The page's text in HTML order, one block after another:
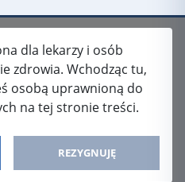
dla lekarzy i osób
zdrowia. Wchodząc tu,
osobą uprawnioną do
na tej stronie treści.
REZYGNUJĘ